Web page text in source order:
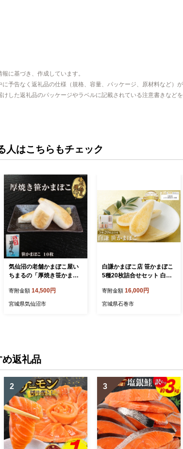
に基づき、作成しています。
予告なく返礼品の仕様（規格、容量、パッケージ、原材料など）
した返礼品のパッケージやラベルに記載されている注意書きなど
人はこちらもチェック
気仙沼の老舗かまぼこ屋い
ちまるの「厚焼き笹かまぼ
県 気仙沼市 20563492]
寄附金額 14,500円
宮城県気仙沼市
白謙かまぼこ店 笹かまぼこ
5種20枚詰合せセット 白謙
蒲鉾 宮城県 石巻市 宮城 石
巻
寄附金額 16,000円
宮城県石巻市
め返礼品
2 3